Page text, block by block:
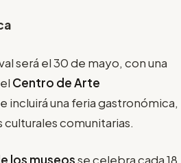
será el 30 de mayo, con una
Centro de Arte
incluirá una feria gastronómica,
comunitarias.
los museosse celebra cada 18